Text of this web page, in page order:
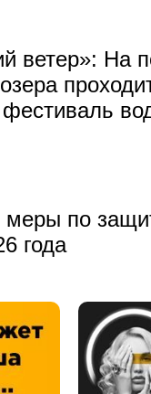
ветер»: На
по
года